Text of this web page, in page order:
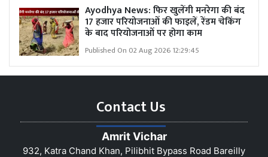
Ayodhya News: फिर खुलेंगी मनरेगा की बंद
17 हजार परियोजनाओं की फाइलें, रेंडम चेकिंग
के बाद परियोजनाओं पर होगा काम
Published On 02 Aug 2026 12:29:45
Contact Us
Amrit Vichar
932, Katra Chand Khan, Pilibhit Bypass Road Bareilly